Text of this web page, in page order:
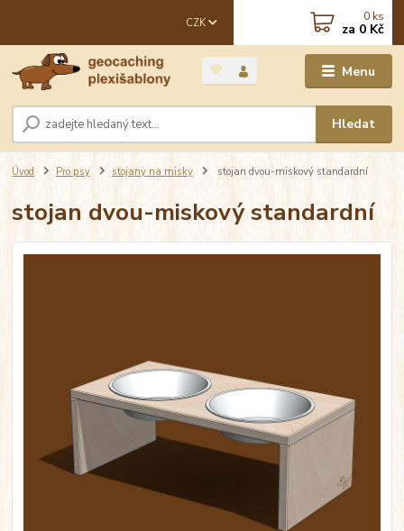
Menu
CZK
Hledat
0 ks
za 0 Kč
Úvod Pro psy stojany na misky stojan dvou-miskový standardní
stojan dvou-miskový standardní